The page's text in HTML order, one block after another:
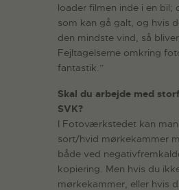
loader filmen inde i en bil;
som kan gå galt, og hvis
den mindste vind, så
Fejltagelserne omkring
fantastik.”
Skal du arbejde med
SVK?
I Fotoværkstedet kan
sort/hvid mørkekammer
både ved
kopiering. Men hvis du
mørkekammer, eller hvis